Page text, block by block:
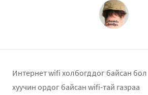
Интернет wifi холбогддог байсан бол
хуучин ордог байсан wifi-тай газраа